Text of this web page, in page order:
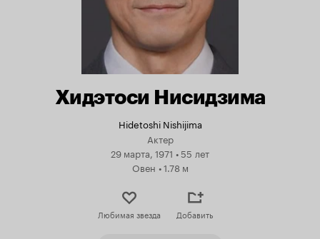
Хидэтоси Нисидзима
Hidetoshi Nishijima
Актер
29 марта, 1971 •55 лет
Овен •1.78 м
Любимая звезда Добавить